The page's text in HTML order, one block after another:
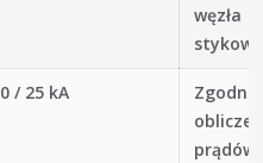
węzła
/ 25 kA
prądów